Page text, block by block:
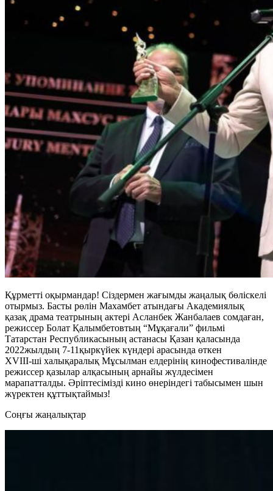
Құрметті оқырмандар! Сіздермен жағымды жаңалық бөліскелі
отырмыз. Басты рөлін Махамбет атындағы Академиялық
қазақ драма театрының актері Асланбек Жанбалаев сомдаған,
режиссер Болат Қалымбетовтың “Мұқағали” фильмі
Татарстан Республикасының астанасы Қазан қаласында
2022жылдың 7-11қыркүйек күндері арасында өткен
XVIII-ші халықаралық Мұсылман елдерінің кинофестивалінде
режиссер қазылар алқасының арнайы жүлдесімен
марапатталды. Әріптесімізді кино өнеріндегі табысымен шын
жүректен құттықтаймыз!
Cоңғы жаңалықтар